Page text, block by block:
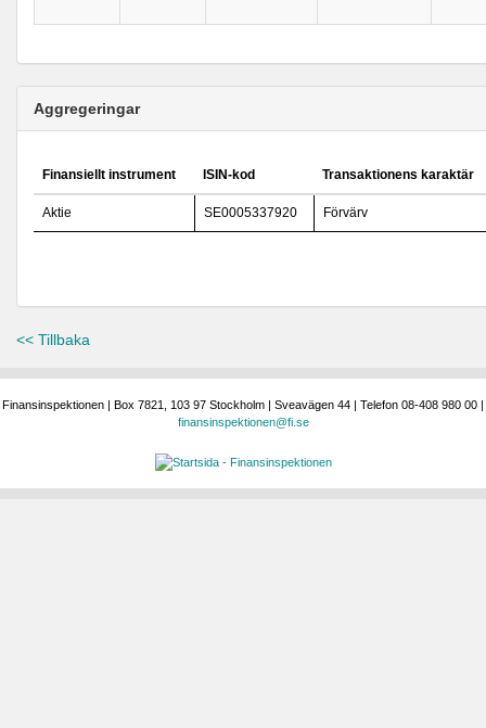
Aggregeringar
Finansiellt instrument ISIN-kod Transaktionens karaktär
Aktie SE0005337920 Förvärv
<< Tillbaka
Finansinspektionen | Box 7821, 103 97 Stockholm | Sveavägen 44 | Telefon 08-408 980 00 |
finansinspektionen@fi.se